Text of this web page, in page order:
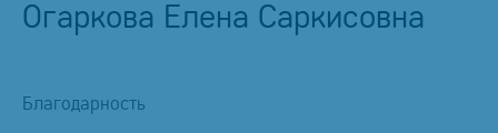
Огаркова Елена Саркисовна
Благодарность